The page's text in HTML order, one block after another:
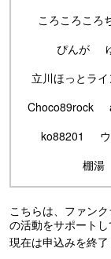
ころころころ
ぴんが
立川ほっとラ
Choco89rock
ko88201
棚湯
こちらは、ファン
の活動をサポートし
現在は申込みを終了